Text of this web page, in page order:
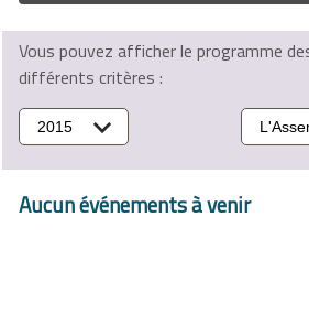
Vous pouvez afficher le programme
différents critères :
2015
Aucun événements à venir